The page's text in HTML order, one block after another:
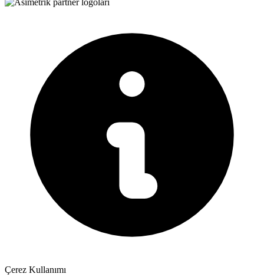
Çerez Kullanımı